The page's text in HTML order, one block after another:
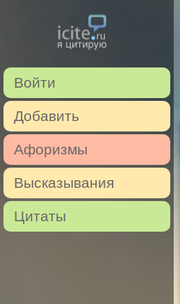
Войти
Добавить
Афоризмы
Высказывания
Цитаты